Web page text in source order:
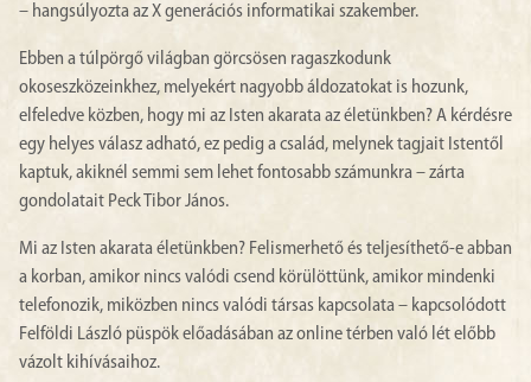
– hangsúlyozta az X generációs informatikai szakember.
Ebben a túlpörgő világban görcsösen ragaszkodunk
okoseszközeinkhez, melyekért nagyobb áldozatokat is hozunk,
elfeledve közben, hogy mi az Isten akarata az életünkben? A kérdésre
egy helyes válasz adható, ez pedig a család, melynek tagjait Istentől
kaptuk, akiknél semmi sem lehet fontosabb számunkra – zárta
gondolatait Peck Tibor János.
Mi az Isten akarata életünkben? Felismerhető és teljesíthető-e abban
a korban, amikor nincs valódi csend körülöttünk, amikor mindenki
telefonozik, miközben nincs valódi társas kapcsolata – kapcsolódott
Felföldi László püspök előadásában az online térben való lét előbb
vázolt kihívásaihoz.